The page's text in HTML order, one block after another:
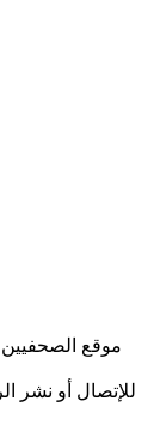
موقع